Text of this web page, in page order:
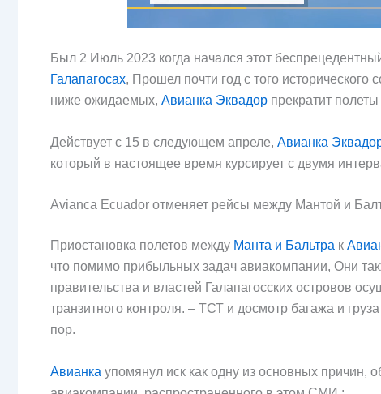
Был 2 Июль 2023 когда начался этот
Галапагосах, Прошел почти год с того
ниже ожидаемых, Авианка Эквадор прекратит
Действует с 15 в следующем апреле, Авианка
который в настоящее время курсирует с двумя
Avianca Ecuador отменяет рейсы между Мантой и
Приостановка полетов между Манта и Бальтра к
что помимо прибыльных задач авиакомпании, Они
правительства и властей Галапагосских островов
транзитного контроля. – ТСТ и досмотр багажа и
пор.
Авианка упомянул иск как одну из основных причин,